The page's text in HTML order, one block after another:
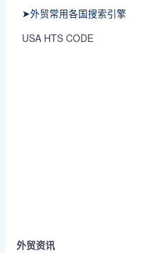
➤外贸常用各国搜索引擎
USA HTS CODE
外贸资讯